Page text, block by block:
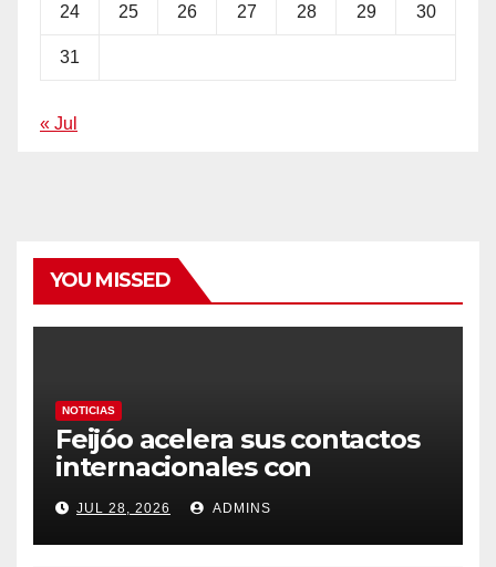
24 25 26 27 28 29 30
31
« Jul
YOU MISSED
NOTICIAS
Feijóo acelera sus contactos
internacionales con
Latinoamérica como socio
prioritario en su agenda de
gobierno
JUL 28, 2026 ADMINS